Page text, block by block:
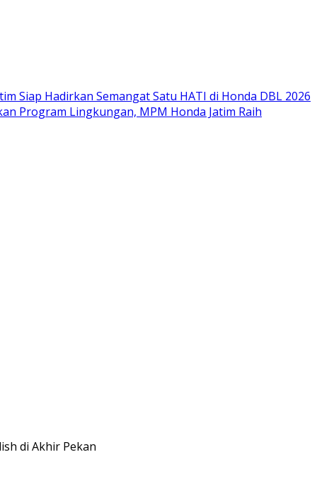
Siap Hadirkan Semangat Satu HATI di Honda DBL 2026
Program Lingkungan, MPM Honda Jatim Raih
di Akhir Pekan